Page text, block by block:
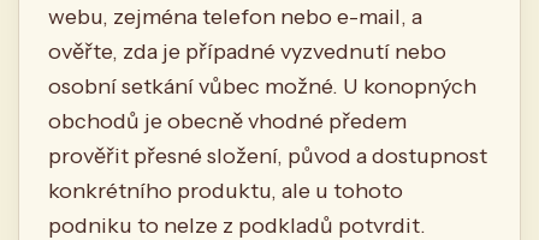
webu, zejména telefon nebo e-mail, a
ověřte, zda je případné vyzvednutí nebo
osobní setkání vůbec možné. U konopných
obchodů je obecně vhodné předem
prověřit přesné složení, původ a dostupnost
konkrétního produktu, ale u tohoto
podniku to nelze z podkladů potvrdit.